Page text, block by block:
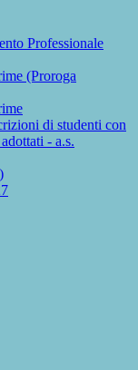
Professionale
(Proroga
di studenti con
- a.s.